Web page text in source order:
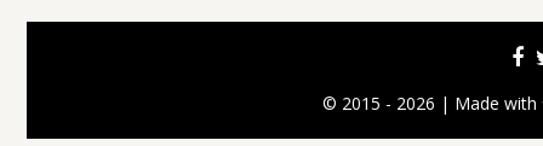
© 2015 - 2026 | Made